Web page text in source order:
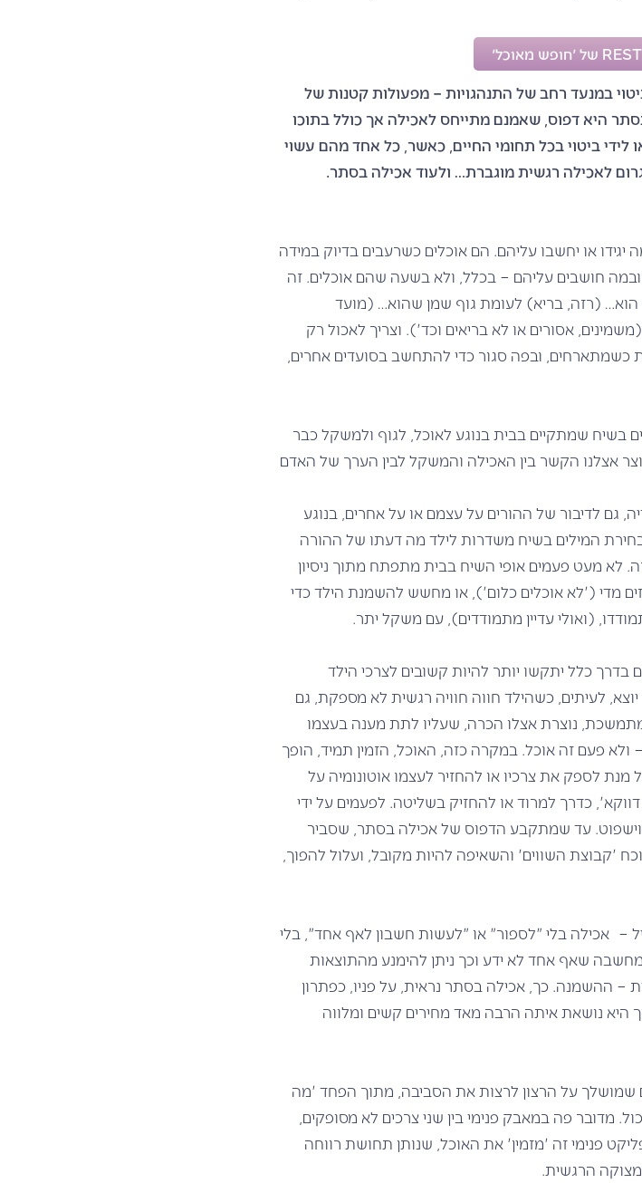
במנעד רחב של התנהגויות – מפעולות קטנות של
היא דפוס, שאמנם מתייחס לאכילה אך כולל בתוכו
לידי ביטוי בכל תחומי החיים, כאשר, כל אחד מהם עשוי
לאכילה רגשית מוגברת… ולעוד אכילה בסתר.
יגידו או יחשבו עליהם. הם אוכלים כשרעבים בדיוק במידה
חושבים עליהם – בכלל, ולא בשעה שהם אוכלים. זה
(רזה, בריא) לעומת גוף שמן שהוא… (מועד
אסורים או לא בריאים וכד'). וצריך לאכול רק
ובפה סגור כדי להתחשב בסועדים אחרים,
בשיח שמתקיים בבית בנוגע לאוכל, לגוף ולמשקל כבר
אצלנו הקשר בין האכילה והמשקל לבין הערך של האדם
גם לדיבור של ההורים על עצמם או על אחרים, בנוגע
המילים בשיח משדרות לילד מה דעתו של ההורה
לא מעט פעמים אופי השיח בבית מתפתח מתוך ניסיון
מדי ('לא אוכלים כלום'), או מחשש להשמנת הילד כדי
(ואולי עדיין מתמודדים), עם משקל יתר.
כלל יתקשו יותר להיות קשובים לצרכי הילד
לעיתים, כשהילד חווה חוויה רגשית לא מספקת, גם
נוצרת אצלו הכרה, שעליו לתת מענה בעצמו
ולא פעם זה אוכל. במקרה כזה, האוכל, הזמין תמיד, הופך
לספק את צרכיו או להחזיר לעצמו אוטונומיה על
כדרך למרוד או להחזיק בשליטה. לפעמים על ידי
עד שמתקבע הדפוס של אכילה בסתר, שסביר
'קבוצת השווים' והשאיפה להיות מקובל, ועלול להפוך,
– אכילה בלי "לספור" או "לעשות חשבון לאף אחד", בלי
שאף אחד לא ידע וכך ניתן להימנע מהתוצאות
ההשמנה. כך, אכילה בסתר נראית, על פניו, כפתרון
היא נושאת איתה הרבה מאד מחירים קשים ומלווה
שמושלך על הרצון לרצות את הסביבה, מתוך הפחד 'מה
מדובר פה במאבק פנימי בין שני צרכים לא מסופקים,
פנימי זה 'מזמין' את האוכל, שנותן תחושת רווחה
הרגשית.